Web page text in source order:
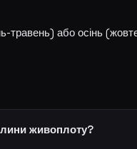
або осінь
живоплоту?